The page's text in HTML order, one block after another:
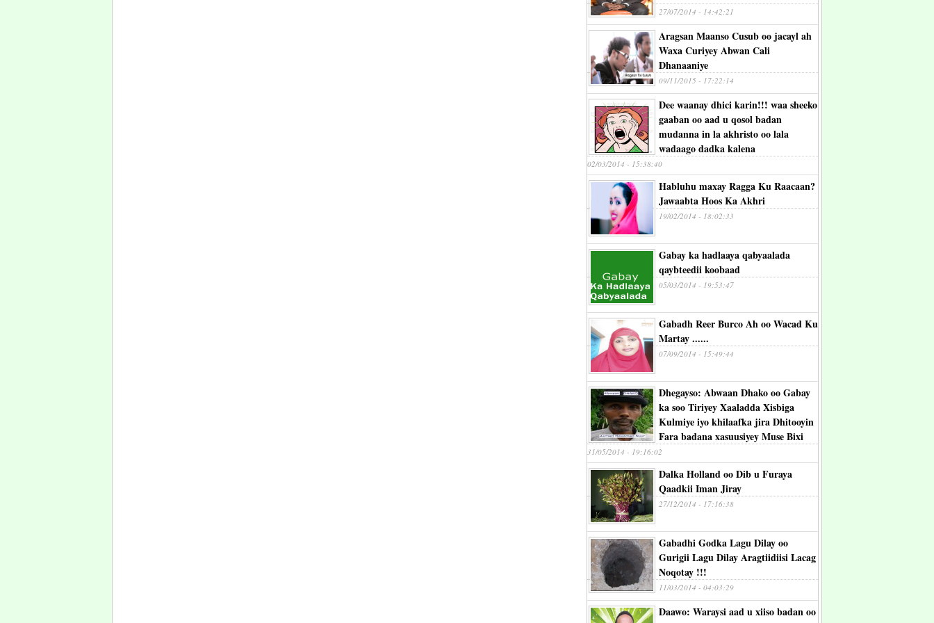
27/07/2014 - 14:42:21
Aragsan Maanso Cusub oo jacayl ah
Waxa Curiyey Abwan Cali
Dhanaaniye
09/11/2015 - 17:22:14
Dee waanay dhici karin!!! waa sheeko
gaaban oo aad u qosol badan
mudanna in la akhristo oo lala
wadaago dadka kalena
02/03/2014 - 15:38:40
Habluhu maxay Ragga Ku Raacaan?
Jawaabta Hoos Ka Akhri
19/02/2014 - 18:02:33
Gabay ka hadlaaya qabyaalada
qaybteedii koobaad
05/03/2014 - 19:53:47
Gabadh Reer Burco Ah oo Wacad Ku
Martay ......
07/09/2014 - 15:49:44
Dhegayso: Abwaan Dhako oo Gabay
ka soo Tiriyey Xaaladda Xisbiga
Kulmiye iyo khilaafka jira Dhitooyin
Fara badana xasuusiyey Muse Bixi
31/05/2014 - 19:16:02
Dalka Holland oo Dib u Furaya
Qaadkii Iman Jiray
27/12/2014 - 17:16:38
Gabadhi Godka Lagu Dilay oo
Gurigii Lagu Dilay Aragtiidiisi Lacag
Noqotay !!!
11/03/2014 - 04:03:29
Daawo: Waraysi aad u xiiso badan oo